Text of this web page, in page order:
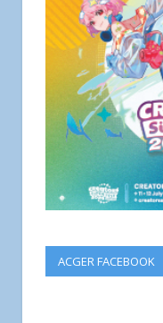
ACGER FACEBOOK